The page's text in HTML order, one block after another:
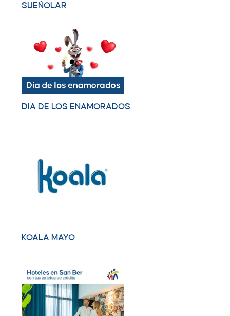
SUEÑOLAR
DIA DE LOS ENAMORADOS
KOALA MAYO